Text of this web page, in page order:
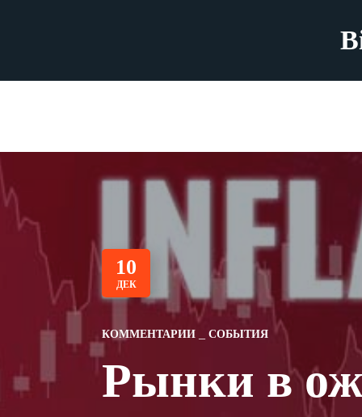
10
ДЕК
КОММЕНТАРИИ СОБЫТИЯ
Рынки в